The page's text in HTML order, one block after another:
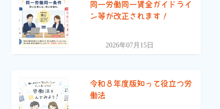
同一労働同一賃金ガイドライ
ン等が改正されます！
2026年07月15日
令和８年度版知って役立つ労
働法